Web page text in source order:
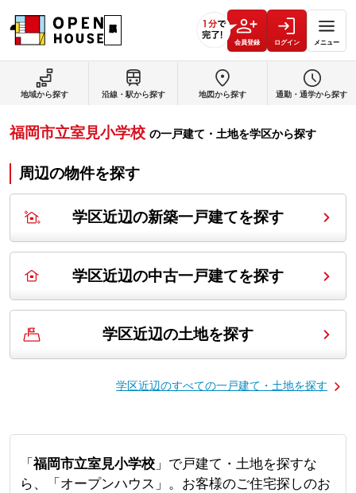
会員登録 ログイン メニュー
地域から探す 沿線・駅から探す 地図から探す 通勤・通学から探す
福岡市立室見小学校 の一戸建て・土地を学区から探す
周辺の物件を探す
学区近辺の新築一戸建てを探す
学区近辺の中古一戸建てを探す
学区近辺の土地を探す
学区近辺のすべての一戸建て・土地を探す
「福岡市立室見小学校」で戸建て・土地を探すな
ら、「オープンハウス」。お客様のご住宅探しのお